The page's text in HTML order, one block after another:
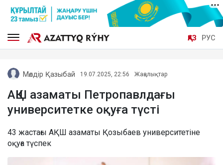
ҚАЗ РУС
Мөлдір Қазыбай 19.07.2025, 22:56 Жаңалықтар
АҚШ азаматы Петропавлдағы
университетке оқуға түсті
43 жастағы АҚШ азаматы Қозыбаев университетіне
оқуға түспек